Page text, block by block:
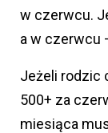
w czerwcu.
a w czerwcu
Jeżeli rodzic
500+ za
miesiąca